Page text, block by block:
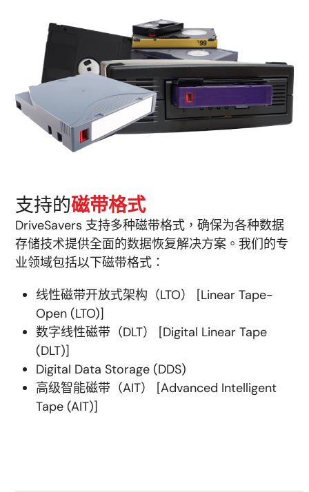
支持的磁带格式
DriveSavers 支持多种磁带格式，确保为各种数据
存储技术提供全面的数据恢复解决方案。我们的专
业领域包括以下磁带格式：
线性磁带开放式架构（LTO） [Linear Tape-
Open (LTO)]
数字线性磁带（DLT） [Digital Linear Tape
(DLT)]
Digital Data Storage (DDS)
高级智能磁带（AIT） [Advanced Intelligent
Tape (AIT)]